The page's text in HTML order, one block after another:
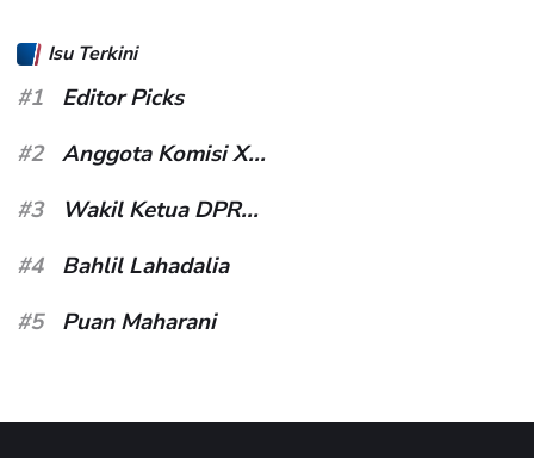
Isu Terkini
#1
Editor Picks
#2
Anggota Komisi X...
#3
Wakil Ketua DPR...
#4
Bahlil Lahadalia
#5
Puan Maharani